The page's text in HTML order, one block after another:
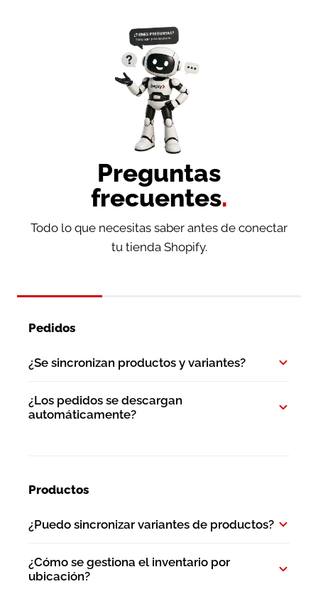
Preguntas
frecuentes.
Todo lo que necesitas saber antes de conectar
tu tienda Shopify.
Pedidos
¿Se sincronizan productos y variantes?
¿Los pedidos se descargan
automáticamente?
Productos
¿Puedo sincronizar variantes de productos?
¿Cómo se gestiona el inventario por
ubicación?